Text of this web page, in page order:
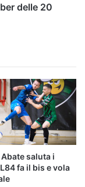
delle 20
saluta i
fa il bis e vola